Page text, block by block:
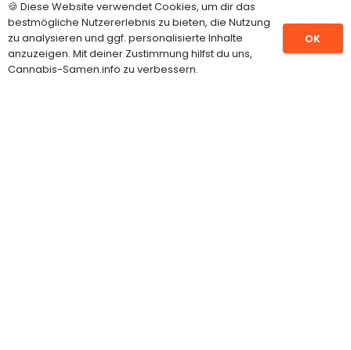
INFORMATIONEN
Impressum
🍪 Diese Website verwendet Cookies, um dir das
bestmögliche Nutzererlebnis zu bieten, die Nutzung
zu analysieren und ggf. personalisierte Inhalte
anzuzeigen. Mit deiner Zustimmung hilfst du uns,
Cannabis-Samen.info zu verbessern.
OK